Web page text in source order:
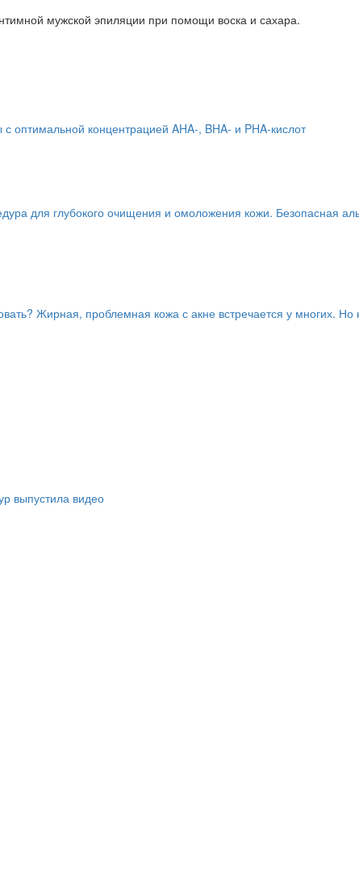
мужской эпиляции при помощи воска и сахара.
концентрацией AHA-, BHA- и PHA-кислот
для глубокого очищения и омоложения кожи. Безопасная
Жирная, проблемная кожа с акне встречается у многих. Но
выпустила видео